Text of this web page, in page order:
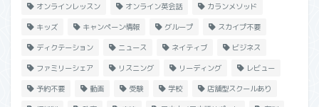
オンラインレッスン オンライン英会話 カランメソッド
キッズ キャンペーン情報 グループ スカイプ不要
ディクテーション ニュース ネイティブ ビジネス
ファミリーシェア リスニング リーディング レビュー
予約不要 動画 受験 学校 店舗型スクールあり